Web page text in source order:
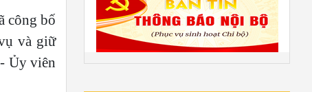
công bố
và giữ
Ủy viên